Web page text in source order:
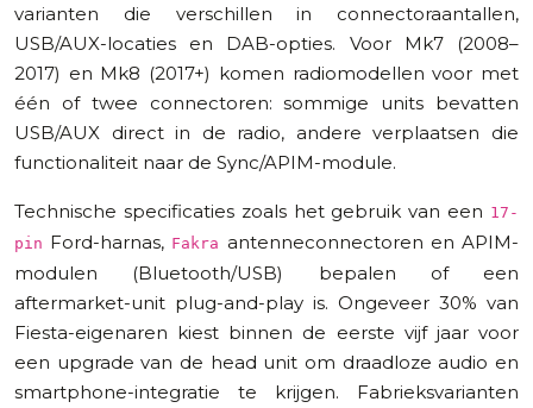
varianten die verschillen in connectoraantallen,
USB/AUX-locaties en DAB-opties. Voor Mk7 (2008–
2017) en Mk8 (2017+) komen radiomodellen voor met
één of twee connectoren: sommige units bevatten
USB/AUX direct in de radio, andere verplaatsen die
functionaliteit naar de Sync/APIM-module.
Technische specificaties zoals het gebruik van een 17-
pin Ford-harnas, Fakra antenneconnectoren en APIM-
modulen (Bluetooth/USB) bepalen of een
aftermarket-unit plug-and-play is. Ongeveer 30% van
Fiesta-eigenaren kiest binnen de eerste vijf jaar voor
een upgrade van de head unit om draadloze audio en
smartphone-integratie te krijgen. Fabrieksvarianten